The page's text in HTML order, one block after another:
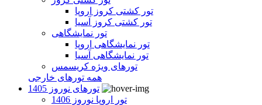
تور کشتی کروز اروپا
تور کشتی کروز آسیا
تور نمایشگاهی
تور نمایشگاهی اروپا
تور نمایشگاهی آسیا
تورهای ویژه کریسمس
همه تورهای خارجی
تورهای نوروز 1405
تور اروپا نوروز 1406